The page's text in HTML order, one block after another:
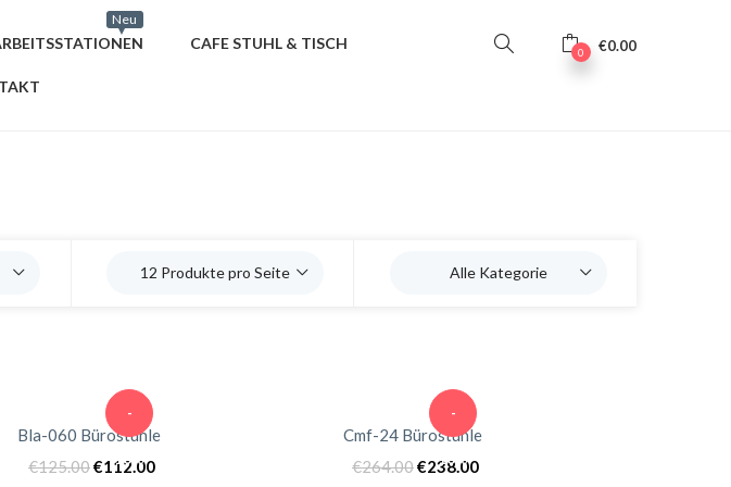
Neu
CAFE STUHL & TISCH 0 €0.00
12 Produkte pro Seite Alle Kategorie
-
10%
Bla-060 Bürostühle
€125.00€112.00
-
10%
Cmf-24 Bürostühle
€264.00€238.00